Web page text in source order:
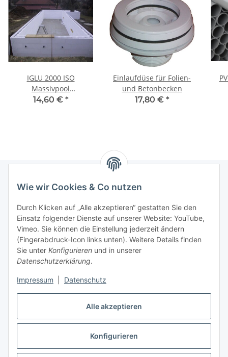
Alle akzeptieren
Konfigurieren
Wie wir Cookies & Co nutzen
Durch Klicken auf „Alle akzeptieren“ gestatten Sie den
Einsatz folgender Dienste auf unserer Website: YouTube,
Vimeo. Sie können die Einstellung jederzeit ändern
(Fingerabdruck-Icon links unten). Weitere Details finden
Sie unter Konfigurieren und in unserer
Datenschutzerklärung.
Impressum Datenschutz
IGLU 2000 ISO
Massivpool
Systembaustein
14,60 € *
Einlaufdüse für Folien-
und Betonbecken
17,80 € *
Gesetzliche Informationen
Starke Marken
Vertrag widerrufen